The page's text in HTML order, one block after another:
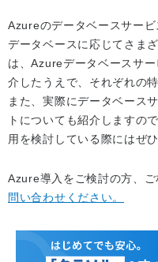
Azureのデータベースサー
データベースに応じてさま
は、Azureデータベースサ
介したうえで、それぞれの
また、実際にデータベース
トについても紹介しますの
用を検討している際にはぜ
Azure導入をご検討の方、
問い合わせください。